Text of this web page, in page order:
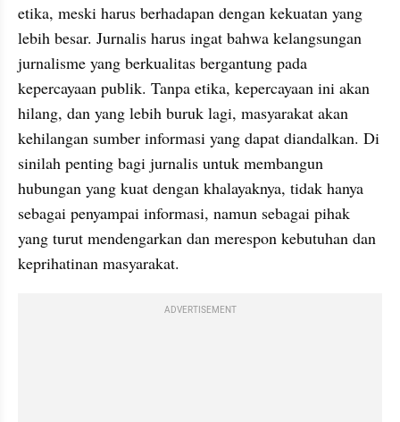
etika, meski harus berhadapan dengan kekuatan yang
lebih besar. Jurnalis harus ingat bahwa kelangsungan
jurnalisme yang berkualitas bergantung pada
kepercayaan publik. Tanpa etika, kepercayaan ini akan
hilang, dan yang lebih buruk lagi, masyarakat akan
kehilangan sumber informasi yang dapat diandalkan. Di
sinilah penting bagi jurnalis untuk membangun
hubungan yang kuat dengan khalayaknya, tidak hanya
sebagai penyampai informasi, namun sebagai pihak
yang turut mendengarkan dan merespon kebutuhan dan
keprihatinan masyarakat.
ADVERTISEMENT